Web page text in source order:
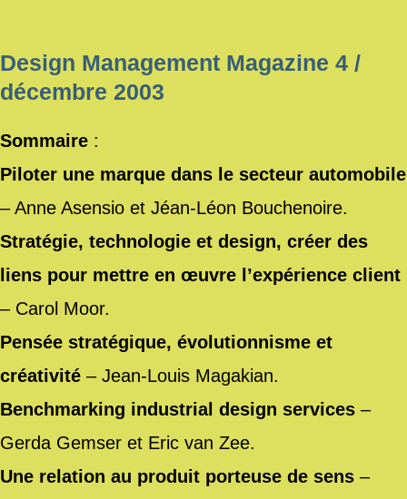
Design Management Magazine 4 /
décembre 2003
Sommaire :
Piloter une marque dans le secteur automobile
– Anne Asensio et Jéan-Léon Bouchenoire.
Stratégie, technologie et design, créer des
liens pour mettre en œuvre l’expérience client
– Carol Moor.
Pensée stratégique, évolutionnisme et
créativité – Jean-Louis Magakian.
Benchmarking industrial design services –
Gerda Gemser et Eric van Zee.
Une relation au produit porteuse de sens –